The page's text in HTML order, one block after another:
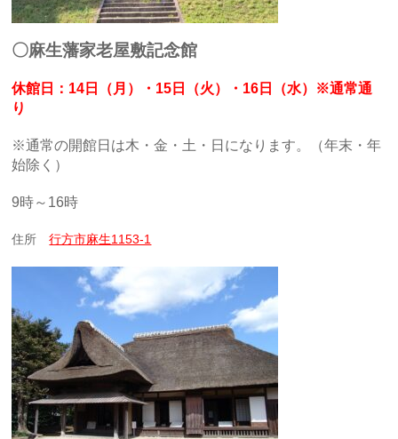
〇麻生藩家老屋敷記念館
休館日：14日（月）・15日（火）・16日（水）※通常通
り
※通常の開館日は木・金・土・日になります。（年末・年
始除く）
9時～16時
住所行方市麻生1153-1